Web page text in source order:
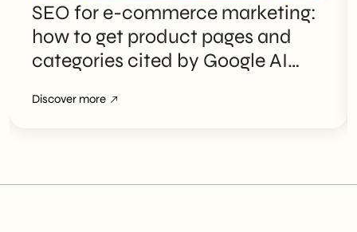
SEO for e-commerce marketing:
how to get product pages and
categories cited by Google AI
Discover more